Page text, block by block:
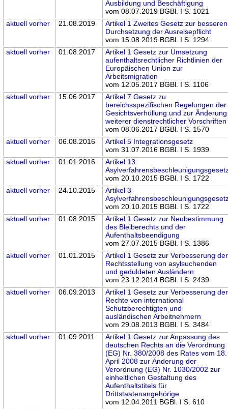
Ausbildung und Beschäftigung
vom 08.07.2019 BGBl. I S. 1021
aktuell vorher 21.08.2019
Artikel 1 Zweites Gesetz zur besseren
Durchsetzung der Ausreisepflicht
vom 15.08.2019 BGBl. I S. 1294
aktuell vorher 01.08.2017
Artikel 1 Gesetz zur Umsetzung
aufenthaltsrechtlicher Richtlinien der
Europäischen Union zur
Arbeitsmigration
vom 12.05.2017 BGBl. I S. 1106
aktuell vorher 15.06.2017
Artikel 7 Gesetz zu
bereichsspezifischen Regelungen der
Gesichtsverhüllung und zur Änderung
weiterer dienstrechtlicher Vorschriften
vom 08.06.2017 BGBl. I S. 1570
aktuell vorher 06.08.2016
Artikel 5 Integrationsgesetz
vom 31.07.2016 BGBl. I S. 1939
aktuell vorher 01.01.2016
Artikel 13
vom 20.10.2015 BGBl. I S. 1722
aktuell vorher 24.10.2015
Artikel 3
vom 20.10.2015 BGBl. I S. 1722
aktuell vorher 01.08.2015
Artikel 1 Gesetz zur Neubestimmung
des Bleiberechts und der
Aufenthaltsbeendigung
vom 27.07.2015 BGBl. I S. 1386
aktuell vorher 01.01.2015
Artikel 1 Gesetz zur Verbesserung der
Rechtsstellung von asylsuchenden
und geduldeten Ausländern
vom 23.12.2014 BGBl. I S. 2439
aktuell vorher 06.09.2013
Artikel 1 Gesetz zur Verbesserung der
Rechte von international
Schutzberechtigten und
ausländischen Arbeitnehmern
vom 29.08.2013 BGBl. I S. 3484
aktuell vorher 01.09.2011
Artikel 1 Gesetz zur Anpassung des
deutschen Rechts an die Verordnung
(EG) Nr. 380/2008 des Rates vom 18.
April 2008 zur Änderung der
Verordnung (EG) Nr. 1030/2002 zur
einheitlichen Gestaltung des
Aufenthaltstitels für
Drittstaatenangehörige
vom 12.04.2011 BGBl. I S. 610